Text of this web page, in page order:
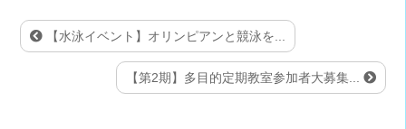
【水泳イベント】オリンピアンと競泳を...
【第2期】多目的定期教室参加者大募集...